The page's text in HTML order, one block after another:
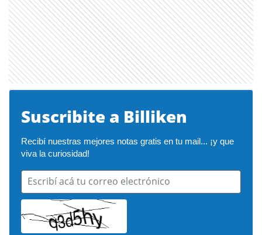
Suscribite a Billiken
Recibí nuestras mejores notas gratis en tu mail... ¡y que
viva la curiosidad!
Escribí acá tu correo electrónico